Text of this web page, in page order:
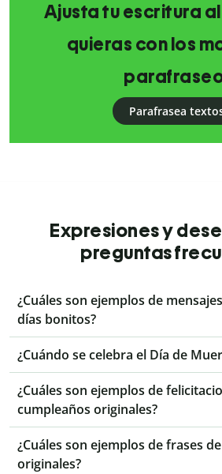
Ajusta tu escritura
quieras con los
Parafrasea
Expresiones y
preguntas
¿Cuáles son ejemplos de
días bonitos?
¿Cuándo se celebra el Día de
¿Cuáles son ejemplos de
cumpleaños originales?
¿Cuáles son ejemplos de frases
originales?